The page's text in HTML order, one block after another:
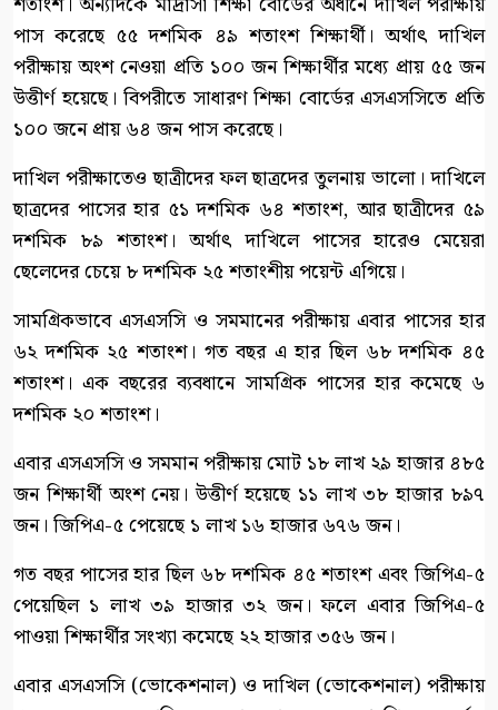
পাস করেছে ৫৫ দশমিক ৪৯ শতাংশ শিক্ষার্থী। অর্থাৎ দাখিল
পরীক্ষায় অংশ নেওয়া প্রতি ১০০ জন শিক্ষার্থীর মধ্যে প্রায় ৫৫ জন
উত্তীর্ণ হয়েছে। বিপরীতে সাধারণ শিক্ষা বোর্ডের এসএসসিতে প্রতি
১০০ জনে প্রায় ৬৪ জন পাস করেছে।
দাখিল পরীক্ষাতেও ছাত্রীদের ফল ছাত্রদের তুলনায় ভালো। দাখিলে
ছাত্রদের পাসের হার ৫১ দশমিক ৬৪ শতাংশ, আর ছাত্রীদের ৫৯
দশমিক ৮৯ শতাংশ। অর্থাৎ দাখিলে পাসের হারেও মেয়েরা
ছেলেদের চেয়ে ৮ দশমিক ২৫ শতাংশীয় পয়েন্ট এগিয়ে।
সামগ্রিকভাবে এসএসসি ও সমমানের পরীক্ষায় এবার পাসের হার
৬২ দশমিক ২৫ শতাংশ। গত বছর এ হার ছিল ৬৮ দশমিক ৪৫
শতাংশ। এক বছরের ব্যবধানে সামগ্রিক পাসের হার কমেছে ৬
দশমিক ২০ শতাংশ।
এবার এসএসসি ও সমমান পরীক্ষায় মোট ১৮ লাখ ২৯ হাজার ৪৮৫
জন শিক্ষার্থী অংশ নেয়। উত্তীর্ণ হয়েছে ১১ লাখ ৩৮ হাজার ৮৯৭
জন। জিপিএ-৫ পেয়েছে ১ লাখ ১৬ হাজার ৬৭৬ জন।
গত বছর পাসের হার ছিল ৬৮ দশমিক ৪৫ শতাংশ এবং জিপিএ-৫
পেয়েছিল ১ লাখ ৩৯ হাজার ৩২ জন। ফলে এবার জিপিএ-৫
পাওয়া শিক্ষার্থীর সংখ্যা কমেছে ২২ হাজার ৩৫৬ জন।
এবার এসএসসি (ভোকেশনাল) ও দাখিল (ভোকেশনাল) পরীক্ষায়